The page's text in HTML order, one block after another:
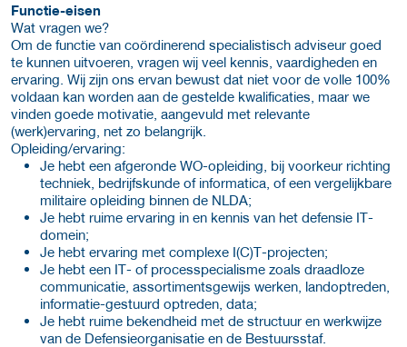
Functie-eisen
Wat vragen we?
Om de functie van coördinerend specialistisch adviseur goed
te kunnen uitvoeren, vragen wij veel kennis, vaardigheden en
ervaring. Wij zijn ons ervan bewust dat niet voor de volle 100%
voldaan kan worden aan de gestelde kwalificaties, maar we
vinden goede motivatie, aangevuld met relevante
(werk)ervaring, net zo belangrijk.
Opleiding/ervaring:
Je hebt een afgeronde WO-opleiding, bij voorkeur richting
techniek, bedrijfskunde of informatica, of een vergelijkbare
militaire opleiding binnen de NLDA;
Je hebt ruime ervaring in en kennis van het defensie IT-
domein;
Je hebt ervaring met complexe I(C)T-projecten;
Je hebt een IT- of processpecialisme zoals draadloze
communicatie, assortimentsgewijs werken, landoptreden,
informatie-gestuurd optreden, data;
Je hebt ruime bekendheid met de structuur en werkwijze
van de Defensieorganisatie en de Bestuursstaf.